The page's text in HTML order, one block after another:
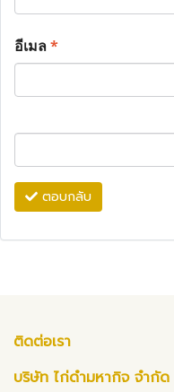
อีเมล*
ตอบกลับ
ติดต่อเรา
บริษัท ไก่ดำมหากิจ จำกัด